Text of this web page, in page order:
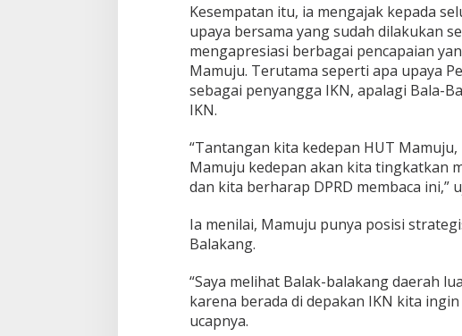
Kesempatan itu, ia mengajak kepada
upaya bersama yang sudah dilakukan
mengapresiasi berbagai pencapaian
Mamuju. Terutama seperti apa upaya
sebagai penyangga IKN, apalagi Bala-
IKN.
“Tantangan kita kedepan HUT
Mamuju kedepan akan kita tingkatkan
dan kita berharap DPRD membaca ini,”
Ia menilai, Mamuju punya posisi
Balakang.
“Saya melihat Balak-balakang daerah
karena berada di depakan IKN kita
ucapnya.